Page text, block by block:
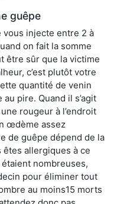
guêpe
vous injecte entre 2 à
on fait la somme
être sûr que la victime
c’est plutôt votre
quantité de venin
pire. Quand il s’agit
rougeur à l’endroit
œdème assez
de guêpe dépend de la
allergiques à ce
nombreuses,
pour éliminer tout
au moins15 morts